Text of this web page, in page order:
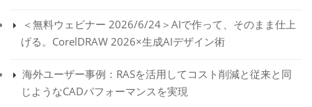
＜無料ウェビナー 2026/6/24＞AIで作って、そのまま仕上
げる。CorelDRAW 2026×生成AIデザイン術
海外ユーザー事例：RASを活用してコスト削減と従来と同
じようなCADパフォーマンスを実現